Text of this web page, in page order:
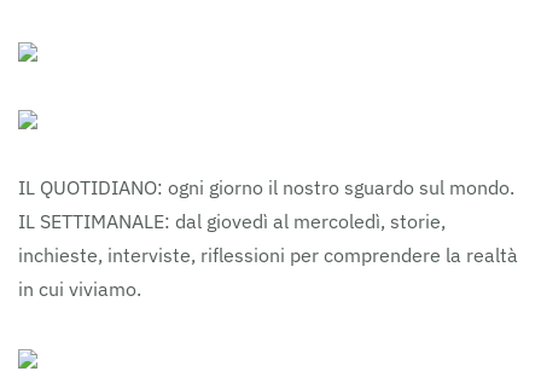
IL QUOTIDIANO: ogni giorno il nostro sguardo sul mondo.
IL SETTIMANALE: dal giovedì al mercoledì, storie,
inchieste, interviste, riflessioni per comprendere la realtà
in cui viviamo.